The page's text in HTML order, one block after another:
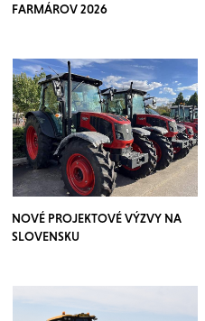
FARMÁROV 2026
NOVÉ PROJEKTOVÉ VÝZVY NA
SLOVENSKU